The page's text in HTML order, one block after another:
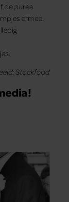
de puree
ermee.
Stockfood